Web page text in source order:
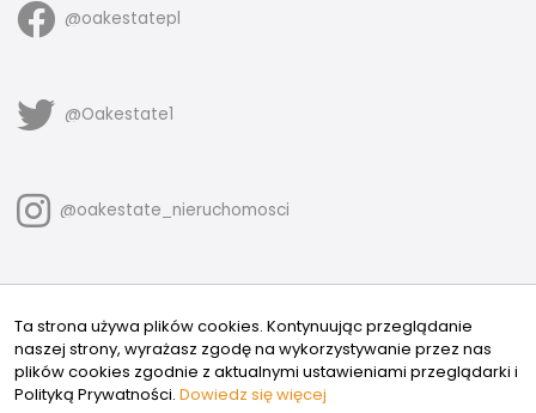
@oakestatepl
@Oakestate1
@oakestate_nieruchomosci
Ta strona używa plików cookies. Kontynuując przeglądanie
naszej strony, wyrażasz zgodę na wykorzystywanie przez nas
plików cookies zgodnie z aktualnymi ustawieniami przeglądarki i
Polityką Prywatności. Dowiedz się więcej